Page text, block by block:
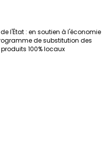
l'État : en soutien à l'économie
de substitution des
100% locaux